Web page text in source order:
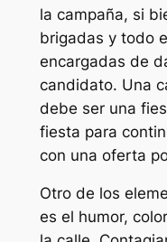
la campaña, si
brigadas y todo
encargadas de
candidato. Una
debe ser una
fiesta para
con una oferta
Otro de los
es el humor,